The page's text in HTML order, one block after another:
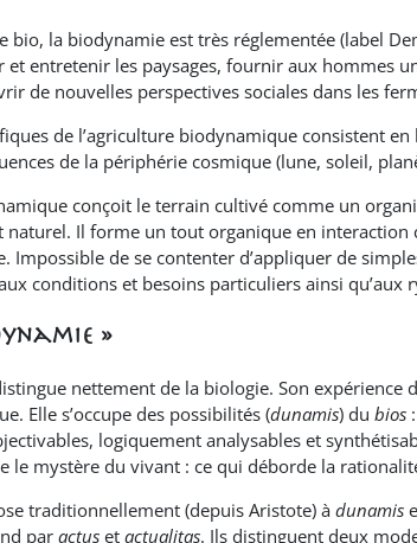
bio, la biodynamie est très réglementée (label
et entretenir les paysages, fournir aux hommes
de nouvelles perspectives sociales dans les
de l’agriculture biodynamique consistent
de la périphérie cosmique (lune, soleil,
conçoit le terrain cultivé comme un
Il forme un tout organique en
Impossible de se contenter d’appliquer de
conditions et besoins particuliers ainsi qu’aux
»
nettement de la biologie. Son expérience
Elle s’occupe des possibilités (dunamis) du bios
logiquement analysables et
le mystère du vivant : ce qui déborde la
traditionnellement (depuis Aristote) à dunamis
par actus et actualitas. Ils distinguent deux